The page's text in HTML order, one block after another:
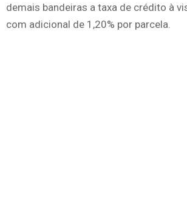
demais bandeiras a taxa de crédito à
com adicional de 1,20% por parcela.